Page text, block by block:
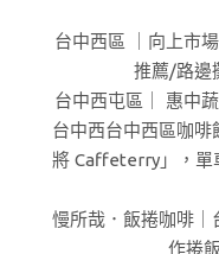
台中西區 ｜向上市
推薦/路邊
台中西屯區｜ 惠中
台中西台中西區咖
將 Caffeterry」，單
慢所哉．飯捲咖啡｜
作捲